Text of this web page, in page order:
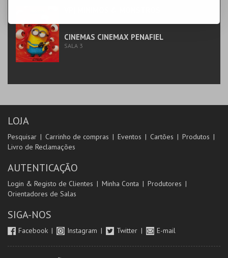
CINEMAS CINEMAX PENAFIEL
SALA 3
LOJA
Pesquisar Carrinho de compras Eventos Cartões
Produtos
Livro de Reclamações
AUTENTICAÇÃO
Login & Registo de Clientes Minha Conta
Produtores
Orientadores de Salas
SIGA-NOS
Facebook Instagram Twitter E-mail